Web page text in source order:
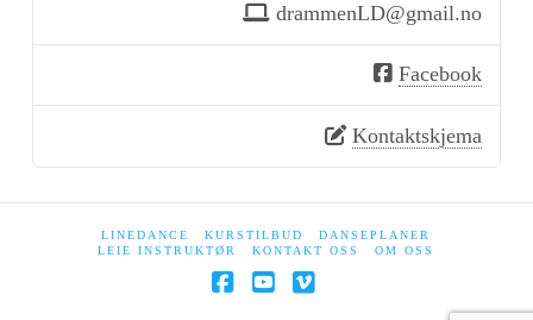
drammenLD@gmail.no
Facebook
Kontaktskjema
LINEDANCE KURSTILBUD
DANSEPLANER
LEIE INSTRUKTØR
KONTAKT OSS OM OSS